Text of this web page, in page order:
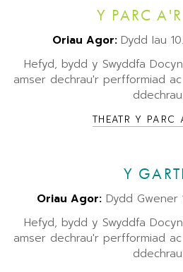
Y PARC
Oriau Agor: Dydd Iau
Hefyd, bydd y Swyddfa
amser dechrau'r perfformiad
ddechrau.
THEATR Y PARC
Y
Oriau Agor: Dydd Gwener
Hefyd, bydd y Swyddfa
amser dechrau'r perfformiad
ddechrau.